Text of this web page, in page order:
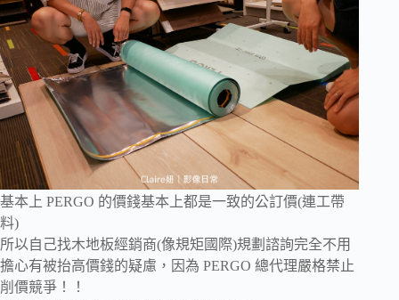
基本上 PERGO 的價錢基本上都是一致的公訂價(連工帶
料)
所以自己找木地板經銷商(像規矩國際)規劃諮詢完全不用
擔心有被抬高價錢的疑慮，因為 PERGO 總代理嚴格禁止
削價競爭！！